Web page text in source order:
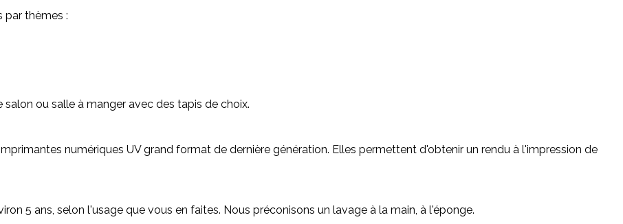
par thèmes :
ou salle à manger avec des tapis de choix.
numériques UV grand format de dernière génération. Elles permettent d'obtenir un rendu à l'impression de
5 ans, selon l'usage que vous en faites. Nous préconisons un lavage à la main, à l'éponge.